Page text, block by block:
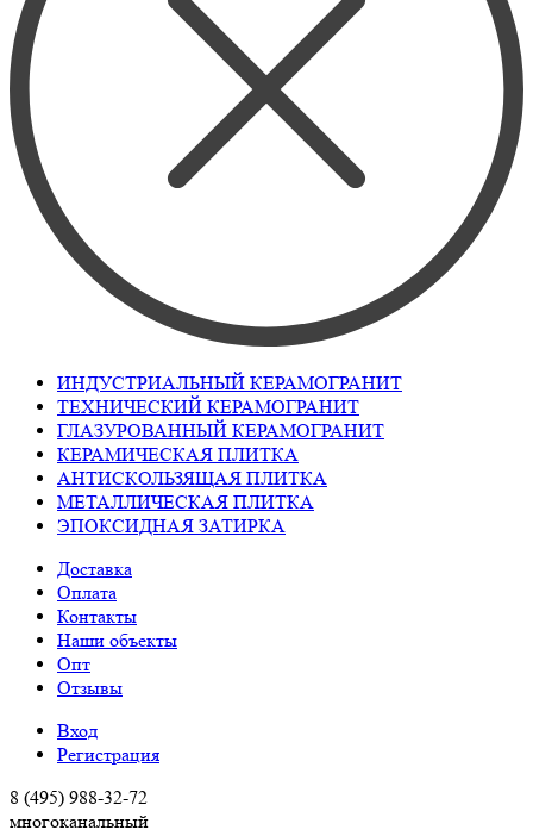
ИНДУСТРИАЛЬНЫЙ КЕРАМОГРАНИТ
ТЕХНИЧЕСКИЙ КЕРАМОГРАНИТ
ГЛАЗУРОВАННЫЙ КЕРАМОГРАНИТ
КЕРАМИЧЕСКАЯ ПЛИТКА
АНТИСКОЛЬЗЯЩАЯ ПЛИТКА
МЕТАЛЛИЧЕСКАЯ ПЛИТКА
ЭПОКСИДНАЯ ЗАТИРКА
Доставка
Оплата
Контакты
Наши объекты
Опт
Отзывы
Вход
Регистрация
8 (495) 988-32-72
многоканальный